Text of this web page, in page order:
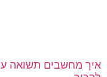
מחשבים תשואה